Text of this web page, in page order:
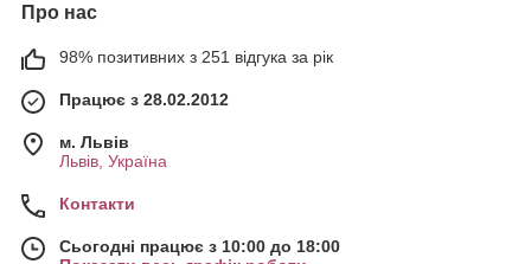
Про нас
98% позитивних з 251 відгука за рік
Працює з 28.02.2012
м. Львів
Львів, Україна
Контакти
Сьогодні працює з 10:00 до 18:00